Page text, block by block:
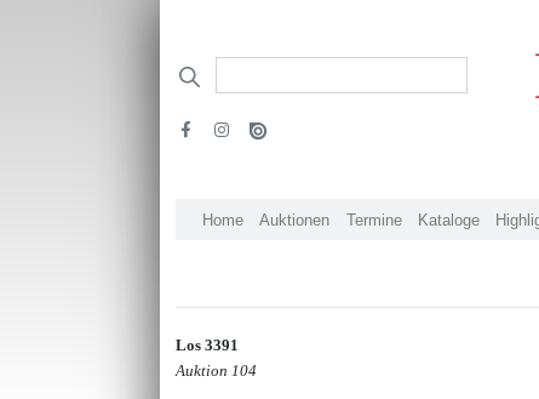
Home Auktionen Termine Kataloge
Los 3391
Auktion 104